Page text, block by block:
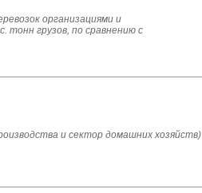
организациями и
тонн грузов, по сравнению с
и сектор домашних хозяйств)